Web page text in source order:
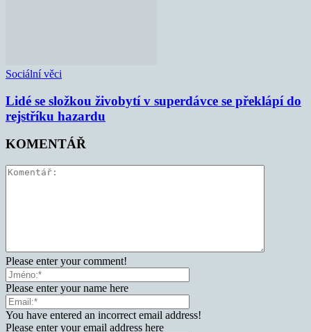
Sociální věci
Lidé se složkou živobytí v superdávce se překlápí do
rejstříku hazardu
KOMENTÁŘ
Please enter your comment!
Please enter your name here
You have entered an incorrect email address!
Please enter your email address here